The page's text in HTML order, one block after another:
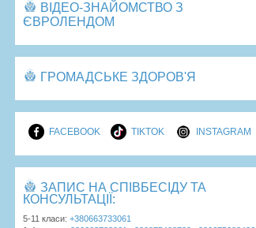
ВІДЕО-ЗНАЙОМСТВО З
ЄВРОЛЕНДОМ
ГРОМАДСЬКЕ ЗДОРОВ'Я
FACEBOOK TIKTOK INSTAGRAM
ЗАПИС НА СПІВБЕСІДУ ТА
КОНСУЛЬТАЦІЇ:
5-11 класи: +380663733061